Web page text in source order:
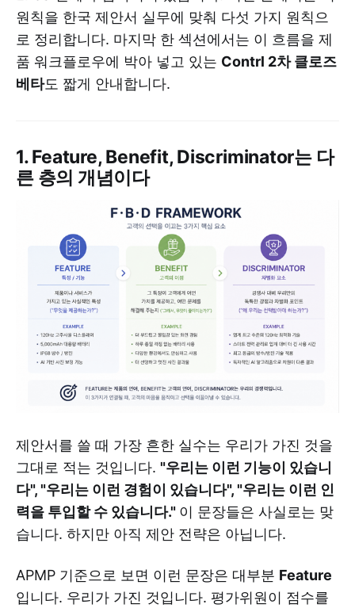
원칙을 한국 제안서 실무에 맞춰 다섯 가지 원칙으
로 정리합니다. 마지막 한 섹션에서는 이 흐름을 제
품 워크플로우에 박아 넣고 있는 Contrl 2차 클로즈
베타도 짧게 안내합니다.
1. Feature, Benefit, Discriminator는 다
른 층의 개념이다
제안서를 쓸 때 가장 흔한 실수는 우리가 가진 것을
그대로 적는 것입니다. "우리는 이런 기능이 있습니
다", "우리는 이런 경험이 있습니다", "우리는 이런 인
력을 투입할 수 있습니다." 이 문장들은 사실로는 맞
습니다. 하지만 아직 제안 전략은 아닙니다.
APMP 기준으로 보면 이런 문장은 대부분 Feature
입니다. 우리가 가진 것입니다. 평가위원이 점수를